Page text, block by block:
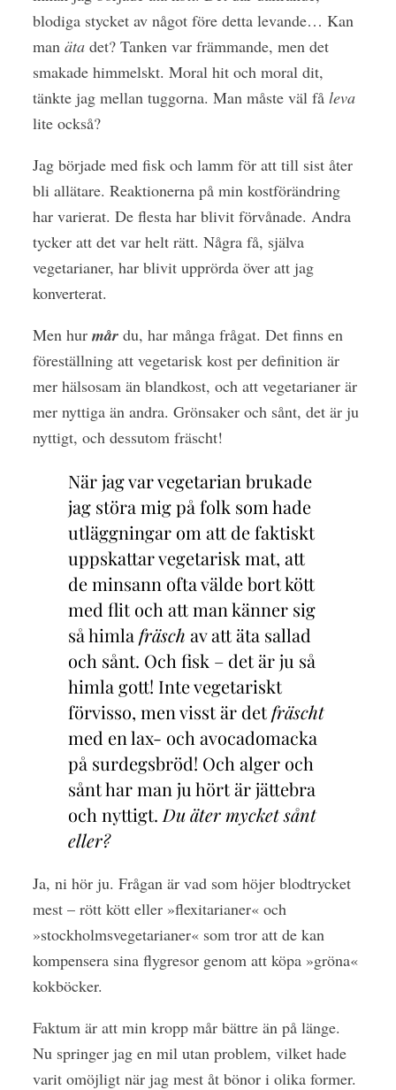
blodiga stycket av något före detta levande… Kan
man ätadet? Tanken var främmande, men det
smakade himmelskt. Moral hit och moral dit,
tänkte jag mellan tuggorna. Man måste väl få leva
lite också?
Jag började med fisk och lamm för att till sist åter
bli allätare. Reaktionerna på min kostförändring
har varierat. De flesta har blivit förvånade. Andra
tycker att det var helt rätt. Några få, själva
vegetarianer, har blivit upprörda över att jag
konverterat.
Men hur mårdu, har många frågat. Det finns en
föreställning att vegetarisk kost per definition är
mer hälsosam än blandkost, och att vegetarianer är
mer nyttiga än andra. Grönsaker och sånt, det är ju
nyttigt, och dessutom fräscht!
När jag var vegetarian brukade
jag störa mig på folk som hade
utläggningar om att de faktiskt
uppskattar vegetarisk mat, att
de minsann ofta välde bort kött
med flit och att man känner sig
så himla fräsch av att äta sallad
och sånt. Och fisk – det är ju så
himla gott! Inte vegetariskt
förvisso, men visst är detfräscht
med en lax- och avocadomacka
på surdegsbröd! Och alger och
sånt har man ju hört är jättebra
och nyttigt. Du äter mycket sånt
eller?
Ja, ni hör ju. Frågan är vad som höjer blodtrycket
mest – rött kött eller »flexitarianer« och
»stockholmsvegetarianer« som tror att de kan
kompensera sina flygresor genom att köpa »gröna«
kokböcker.
Faktum är att min kropp mår bättre än på länge.
Nu springer jag en mil utan problem, vilket hade
varit omöjligt när jag mest åt bönor i olika former.